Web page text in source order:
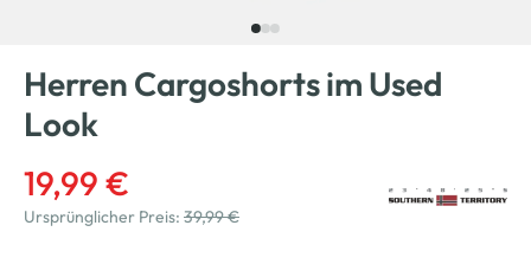
Herren Cargoshorts im Used
Look
19,99 €
Ursprünglicher Preis: 39,99 €